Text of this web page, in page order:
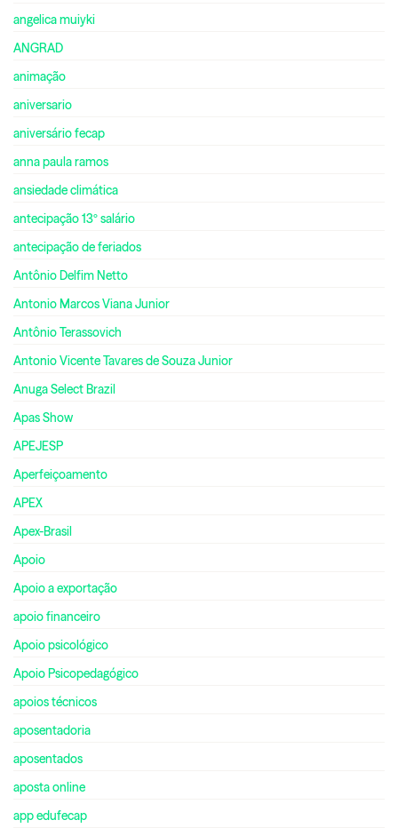
angelica muiyki
ANGRAD
animação
aniversario
aniversário fecap
anna paula ramos
ansiedade climática
antecipação 13º salário
antecipação de feriados
Antônio Delfim Netto
Antonio Marcos Viana Junior
Antônio Terassovich
Antonio Vicente Tavares de Souza Junior
Anuga Select Brazil
Apas Show
APEJESP
Aperfeiçoamento
APEX
Apex-Brasil
Apoio
Apoio a exportação
apoio financeiro
Apoio psicológico
Apoio Psicopedagógico
apoios técnicos
aposentadoria
aposentados
aposta online
app edufecap